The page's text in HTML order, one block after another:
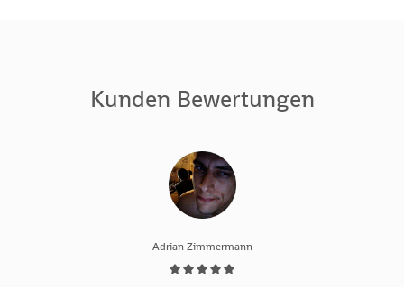
Kunden Bewertungen
Adrian Zimmermann